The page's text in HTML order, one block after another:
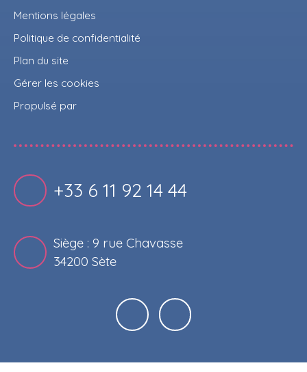
Mentions légales
Politique de confidentialité
Plan du site
Gérer les cookies
Propulsé par
+33 6 11 92 14 44
Siège : 9 rue Chavasse
34200 Sète